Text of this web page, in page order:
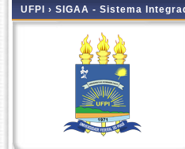
UFPI › SIGAA - Sistema